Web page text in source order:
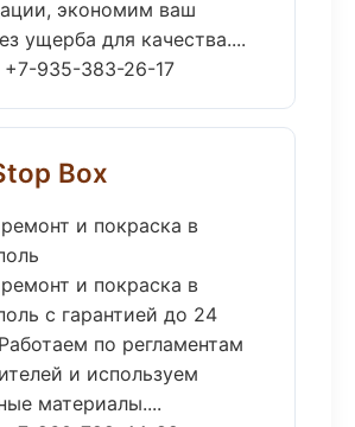
экономим ваш
ущерба для качества....
+7-935-383-26-17
Box
и покраска в
и покраска в
с гарантией до 24
по регламентам
и используем
материалы....